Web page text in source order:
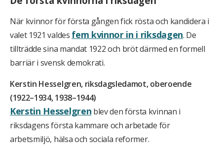
När kvinnor för första gången fick rösta och kandidera i
valet 1921 valdes fem kvinnor in i riksdagen. De
tillträdde sina mandat 1922 och bröt därmed en formell
barriär i svensk demokrati.
Kerstin Hesselgren, riksdagsledamot, oberoende
(1922–1934, 1938–1944)
Kerstin Hesselgren blev den första kvinnan i
riksdagens första kammare och arbetade för
arbetsmiljö, hälsa och sociala reformer.